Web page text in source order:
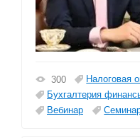
300 Налоговая
Бухгалтерия
Вебинар